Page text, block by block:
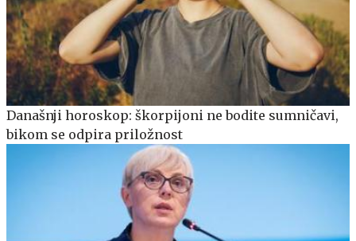
Današnji horoskop: škorpijoni ne bodite sumničavi,
bikom se odpira priložnost